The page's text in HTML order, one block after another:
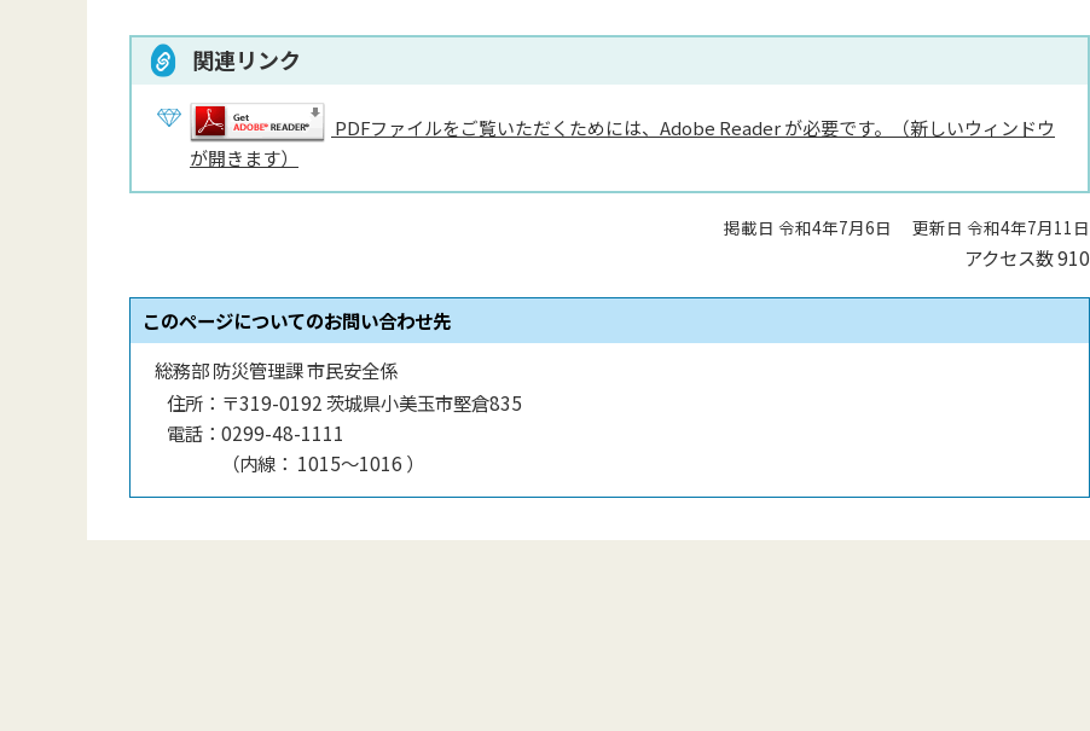
関連リンク
PDFファイルをご覧いただくためには、Adobe Reader が必要です。（新しいウィンドウ
が開きます）
掲載日 令和4年7月6日 更新日 令和4年7月11日
アクセス数910
このページについてのお問い合わせ先
総務部 防災管理課 市民安全係
住所： 〒319-0192 茨城県小美玉市堅倉835
電話： 0299-48-1111
（内線 ： 1015〜1016 ）